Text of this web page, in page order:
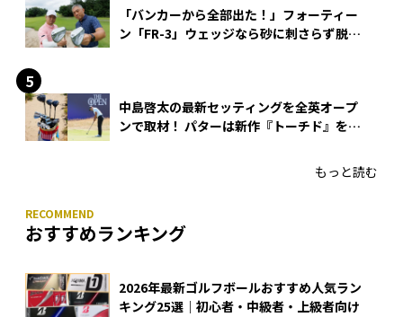
「バンカーから全部出た！」フォーティー
ン「FR-3」ウェッジなら砂に刺さらず脱出
中島啓太の最新セッティングを全英オープ
ンで取材！ パターは新作『トーチド』を投
もっと読む
おすすめランキング
2026年最新ゴルフボールおすすめ人気ラン
キング25選｜初心者・中級者・上級者向け